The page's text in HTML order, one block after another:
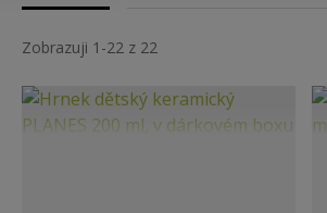
Zobrazuji 1-22 z 22